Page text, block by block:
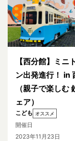
【西分館】ミニ
ン出発進行！ in
（親子で楽しむ
ェア）
こども オススメ
開催日
2023年11月23日